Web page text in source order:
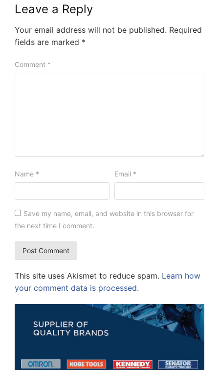
Leave a Reply
Your email address will not be published. Required
fields are marked *
Comment *
Name * Email *
Save my name, email, and website in this browser for
the next time I comment.
This site uses Akismet to reduce spam. Learn how
your comment data is processed.